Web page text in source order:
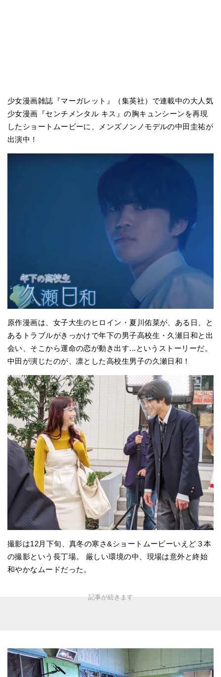
少女漫画雑誌『マーガレット』（集英社）で連載中の大人気
少女漫画『センチメンタル キス』の胸キュンシーンを再現
したショートムービーに、メンズノンノモデルの中田圭祐が
出演中！
原作漫画は、女子大生のヒロイン・夏川佑菜が、ある日、と
あるトラブルがきっかけで年下の男子高校生・久瀬日和と出
会い、そこから運命の恋が動き出す...というストーリーだ。
中田が演じたのが、凛とした高校生男子の久瀬日和！
撮影は12月下旬、真冬の寒さ&ショートムービーいえど３本
の撮影という長丁場。 厳しい環境の中、現場は意外と終始
和やかなムードだった。